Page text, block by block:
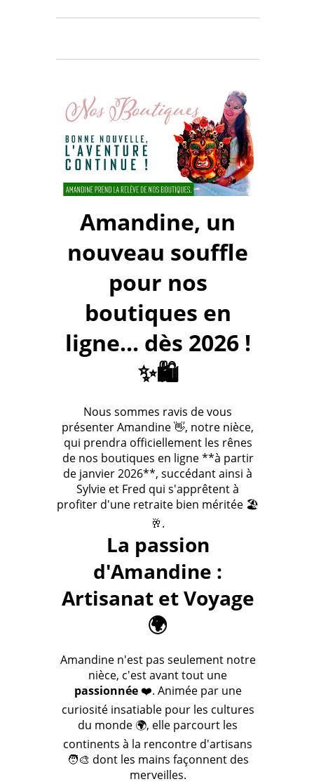
Amandine, un
nouveau souffle
pour nos
boutiques en
ligne... dès 2026 !
✨🛍️
Nous sommes ravis de vous
présenter Amandine 👋, notre nièce,
qui prendra officiellement les rênes
de nos boutiques en ligne **à partir
de janvier 2026**, succédant ainsi à
Sylvie et Fred qui s'apprêtent à
profiter d'une retraite bien méritée 🏖️
🥂.
La passion
d'Amandine :
Artisanat et Voyage
🌍
Amandine n'est pas seulement notre
nièce, c'est avant tout une
passionnée❤️. Animée par une
curiosité insatiable pour les cultures
du monde 🌍, elle parcourt les
continents à la rencontre d'artisans
🧑‍🎨 dont les mains façonnent des
merveilles.